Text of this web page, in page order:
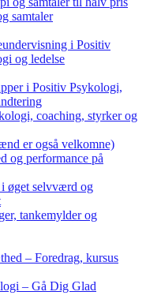
samtaler
i Positiv
og ledelse
i Positiv Psykologi,
coaching, styrker og
er også velkomne)
og performance på
øget selvværd og
tankemylder og
– Foredrag, kursus
– Gå Dig Glad